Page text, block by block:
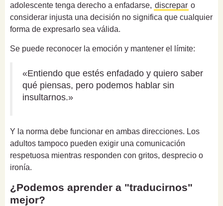
adolescente tenga derecho a enfadarse, discrepar o
considerar injusta una decisión no significa que cualquier
forma de expresarlo sea válida.
Se puede reconocer la emoción y mantener el límite:
«Entiendo que estés enfadado y quiero saber
qué piensas, pero podemos hablar sin
insultarnos.»
Y la norma debe funcionar en ambas direcciones. Los
adultos tampoco pueden exigir una comunicación
respetuosa mientras responden con gritos, desprecio o
ironía.
¿Podemos aprender a "traducirnos"
mejor?